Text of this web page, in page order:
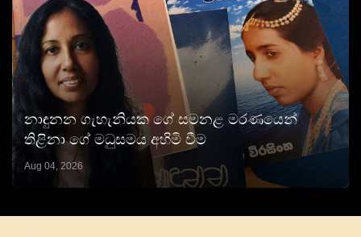
නාඳුනන ගැහැනියක ගේ සමනළ මරණයෙන්
තිළිනා ගේ මධුසමය අහිමි වීම
Aug 04, 2026